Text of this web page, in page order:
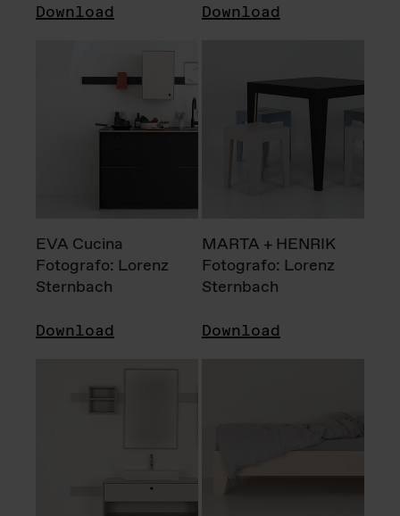
Download Download
EVA Cucina
Fotografo: Lorenz
Sternbach
Download
MARTA + HENRIK
Fotografo: Lorenz
Sternbach
Download